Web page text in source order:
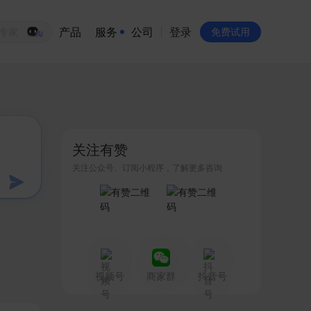
生意专家
产品 服务 公司
品牌物料下载
登录 免费试用
关注有赞
关注公众号、订阅小程序，了解更多咨询
视频号 商家群 抖音号